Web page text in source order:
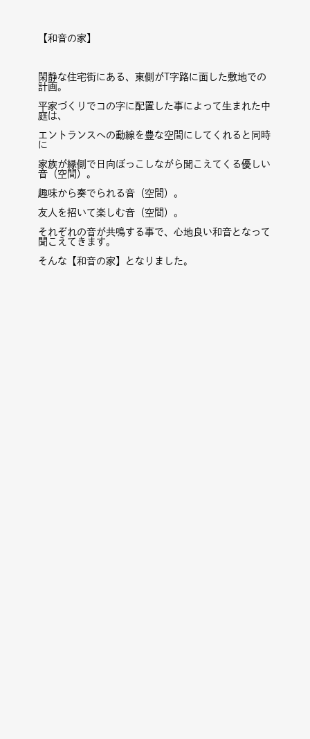
【和音の家】
閑静な住宅街にある、東側がT字路に面した敷地での
計画。
平家づくりでコの字に配置した事によって生まれた中
庭は、
エントランスへの動線を豊な空間にしてくれると同時
に
家族が縁側で日向ぼっこしながら聞こえてくる優しい
音（空間）。
趣味から奏でられる音（空間）。
友人を招いて楽しむ音（空間）。
それぞれの音が共鳴する事で、心地良い和音となって
聞こえてきます。
そんな【和音の家】となりました。